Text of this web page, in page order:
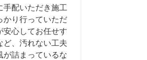
配いただき施工
かり行っていただ
安心してお任せす
ど、汚れない工夫
が詰まっているな